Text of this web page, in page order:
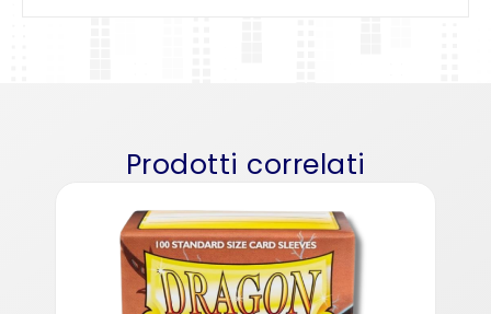
Prodotti correlati